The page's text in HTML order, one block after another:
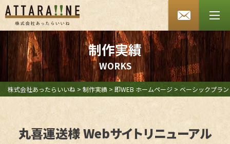
あったらいいね HOME
会社案内
SDGsへの取り組み
よくあるご質問
採用情報
制作実績
WORKS
株式会社あったらいいね > 制作実績 > 即WEB ホームページ > ベーシックプラン
丸喜運送様 Webサイトリニューアル